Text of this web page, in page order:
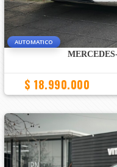
AUTOMATICO
$ 18.990.000